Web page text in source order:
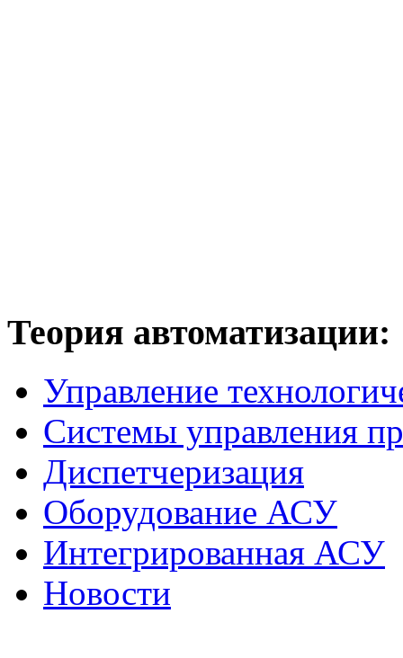
Теория автоматизации:
Управление
Системы управления
Диспетчеризация
Оборудование АСУ
Интегрированная АСУ
Новости